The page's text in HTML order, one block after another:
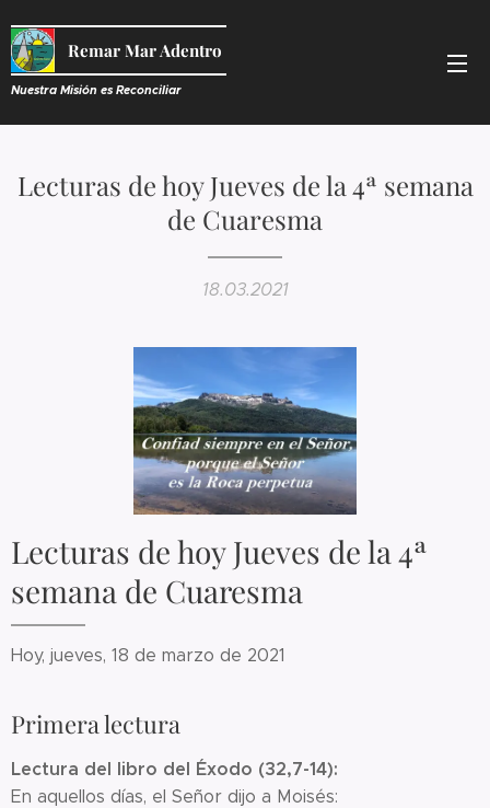
Remar Mar Adentro
Nuestra Misión es Reconciliar
Lecturas de hoy Jueves de la 4ª semana
de Cuaresma
18.03.2021
Lecturas de hoy Jueves de la 4ª
semana de Cuaresma
Hoy, jueves, 18 de marzo de 2021
Primera lectura
Lectura del libro del Éxodo (32,7-14):
En aquellos días, el Señor dijo a Moisés: